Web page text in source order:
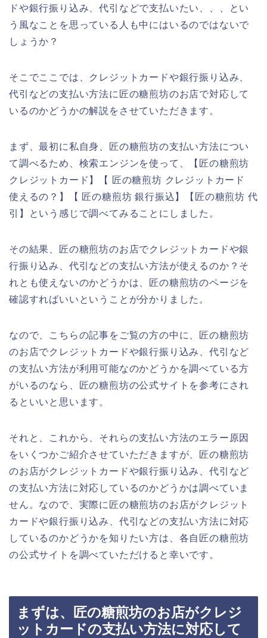
ドや銀行振り込み、代引などで支払いたい、、、とい
う風なことを思っている人も中にはいるのではないで
しょうか？
そこでここでは、クレジットカードや銀行振り込み、
代引などの支払い方法に匠の糖煎坊のお店で対応して
いるのかどうかの解説をさせていただきます。
まず、最初に私自身、匠の糖煎坊の支払い方法につい
て調べるため、検索エンジンを使って、【匠の糖煎坊
クレジットカード】【 匠の糖煎坊 クレジットカード
使えるの？】【 匠の糖煎坊 銀行振込】【匠の糖煎坊 代
引】という感じで調べてみることにしました。
その結果、匠の糖煎坊のお店でクレジットカードや銀
行振り込み、代引などの支払い方法が使えるのか？そ
れとも使えないのかどうかは、匠の糖煎坊のページを
確認すればいいということが分かりました。
なので、こちらの記事をご覧の方の中に、匠の糖煎坊
のお店でクレジットカードや銀行振り込み、代引など
の支払い方法が利用可能なのかどうかを調べている方
がいるのなら、匠の糖煎坊の公式サイトを参考にされ
るといいと思います。
それと、これから、それらの支払い方法のエラー原因
をいくつかご紹介させていただきますが、匠の糖煎坊
のお店がクレジットカードや銀行振り込み、代引など
の支払い方法に対応しているのかどうかは調べていま
せん。なので、実際に匠の糖煎坊のお店がクレジット
カードや銀行振り込み、代引などの支払い方法に対応
しているのかどうかを知りたい方は、各自匠の糖煎坊
の公式サイトを調べていただけると幸いです。
まずは、匠の糖煎坊のお店がクレジ
ットカードの支払い方法に対応して